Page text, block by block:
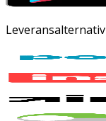
Leveransalternativ